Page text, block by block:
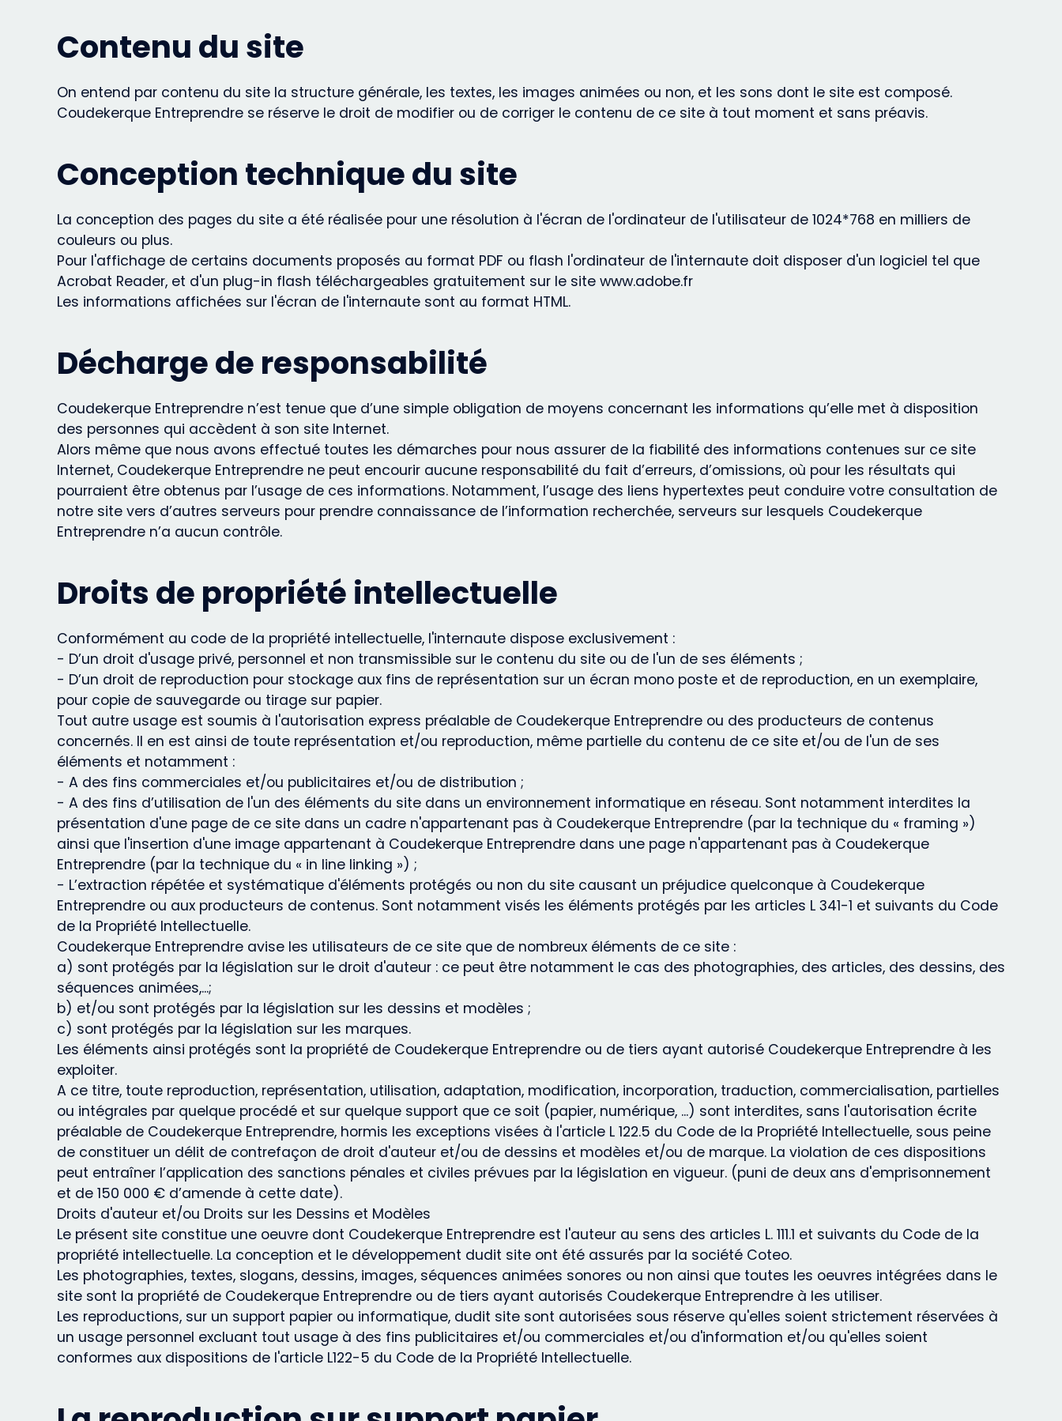
Contenu du site
On entend par contenu du site la structure générale, les textes, les images animées ou non, et les sons dont le site est composé.
Coudekerque Entreprendre se réserve le droit de modifier ou de corriger le contenu de ce site à tout moment et sans préavis.
Conception technique du site
La conception des pages du site a été réalisée pour une résolution à l'écran de l'ordinateur de l'utilisateur de 1024*768 en milliers de
couleurs ou plus.
Pour l'affichage de certains documents proposés au format PDF ou flash l'ordinateur de l'internaute doit disposer d'un logiciel tel que
Acrobat Reader, et d'un plug-in flash téléchargeables gratuitement sur le site www.adobe.fr
Les informations affichées sur l'écran de l'internaute sont au format HTML.
Décharge de responsabilité
Coudekerque Entreprendre n’est tenue que d’une simple obligation de moyens concernant les informations qu’elle met à disposition
des personnes qui accèdent à son site Internet.
Alors même que nous avons effectué toutes les démarches pour nous assurer de la fiabilité des informations contenues sur ce site
Internet, Coudekerque Entreprendre ne peut encourir aucune responsabilité du fait d’erreurs, d’omissions, où pour les résultats qui
pourraient être obtenus par l’usage de ces informations. Notamment, l’usage des liens hypertextes peut conduire votre consultation de
notre site vers d’autres serveurs pour prendre connaissance de l’information recherchée, serveurs sur lesquels Coudekerque
Entreprendre n’a aucun contrôle.
Droits de propriété intellectuelle
Conformément au code de la propriété intellectuelle, l'internaute dispose exclusivement :
- D’un droit d'usage privé, personnel et non transmissible sur le contenu du site ou de l'un de ses éléments ;
- D’un droit de reproduction pour stockage aux fins de représentation sur un écran mono poste et de reproduction, en un exemplaire,
pour copie de sauvegarde ou tirage sur papier.
Tout autre usage est soumis à l'autorisation express préalable de Coudekerque Entreprendre ou des producteurs de contenus
concernés. Il en est ainsi de toute représentation et/ou reproduction, même partielle du contenu de ce site et/ou de l'un de ses
éléments et notamment :
- A des fins commerciales et/ou publicitaires et/ou de distribution ;
- A des fins d’utilisation de l'un des éléments du site dans un environnement informatique en réseau. Sont notamment interdites la
présentation d'une page de ce site dans un cadre n'appartenant pas à Coudekerque Entreprendre (par la technique du « framing »)
ainsi que l'insertion d'une image appartenant à Coudekerque Entreprendre dans une page n'appartenant pas à Coudekerque
Entreprendre (par la technique du « in line linking ») ;
- L’extraction répétée et systématique d'éléments protégés ou non du site causant un préjudice quelconque à Coudekerque
Entreprendre ou aux producteurs de contenus. Sont notamment visés les éléments protégés par les articles L 341-1 et suivants du Code
de la Propriété Intellectuelle.
Coudekerque Entreprendre avise les utilisateurs de ce site que de nombreux éléments de ce site :
a) sont protégés par la législation sur le droit d'auteur : ce peut être notamment le cas des photographies, des articles, des dessins, des
séquences animées,...;
b) et/ou sont protégés par la législation sur les dessins et modèles ;
c) sont protégés par la législation sur les marques.
Les éléments ainsi protégés sont la propriété de Coudekerque Entreprendre ou de tiers ayant autorisé Coudekerque Entreprendre à les
exploiter.
A ce titre, toute reproduction, représentation, utilisation, adaptation, modification, incorporation, traduction, commercialisation, partielles
ou intégrales par quelque procédé et sur quelque support que ce soit (papier, numérique, ...) sont interdites, sans l'autorisation écrite
préalable de Coudekerque Entreprendre, hormis les exceptions visées à l'article L 122.5 du Code de la Propriété Intellectuelle, sous peine
de constituer un délit de contrefaçon de droit d'auteur et/ou de dessins et modèles et/ou de marque. La violation de ces dispositions
peut entraîner l’application des sanctions pénales et civiles prévues par la législation en vigueur. (puni de deux ans d'emprisonnement
et de 150 000 € d’amende à cette date).
Droits d'auteur et/ou Droits sur les Dessins et Modèles
Le présent site constitue une oeuvre dont Coudekerque Entreprendre est l'auteur au sens des articles L. 111.1 et suivants du Code de la
propriété intellectuelle. La conception et le développement dudit site ont été assurés par la société Coteo.
Les photographies, textes, slogans, dessins, images, séquences animées sonores ou non ainsi que toutes les oeuvres intégrées dans le
site sont la propriété de Coudekerque Entreprendre ou de tiers ayant autorisés Coudekerque Entreprendre à les utiliser.
Les reproductions, sur un support papier ou informatique, dudit site sont autorisées sous réserve qu'elles soient strictement réservées à
un usage personnel excluant tout usage à des fins publicitaires et/ou commerciales et/ou d'information et/ou qu'elles soient
conformes aux dispositions de l'article L122-5 du Code de la Propriété Intellectuelle.